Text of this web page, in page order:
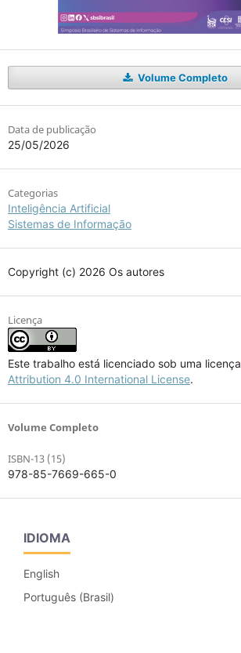
Volume Completo
Data de publicação
25/05/2026
Categorias
Inteligência Artificial
Sistemas de Informação
Copyright (c) 2026 Os autores
Licença
Este trabalho está licenciado sob uma licença
Attribution 4.0 International License.
Volume Completo
ISBN-13 (15)
978-85-7669-665-0
IDIOMA
English
Português (Brasil)